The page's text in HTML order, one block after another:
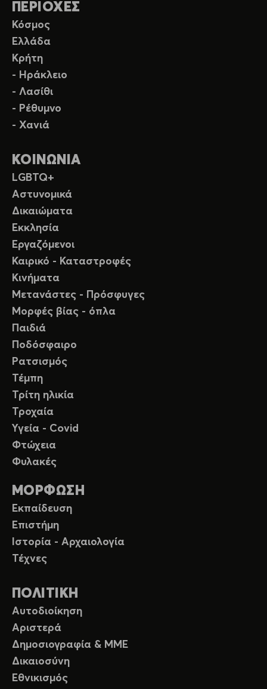
ΠΕΡΙΟΧΕΣ
Κόσμος
Ελλάδα
Κρήτη
- Ηράκλειο
- Λασίθι
- Ρέθυμνο
- Χανιά
ΚΟΙΝΩΝΙΑ
LGBTQ+
Αστυνομικά
Δικαιώματα
Εκκλησία
Εργαζόμενοι
Καιρικό - Καταστροφές
Κινήματα
Μετανάστες - Πρόσφυγες
Μορφές βίας - όπλα
Παιδιά
Ποδόσφαιρο
Ρατσισμός
Τέμπη
Τρίτη ηλικία
Τροχαία
Υγεία - Covid
Φτώχεια
Φυλακές
ΜΟΡΦΩΣΗ
Εκπαίδευση
Επιστήμη
Ιστορία - Αρχαιολογία
Τέχνες
ΠΟΛΙΤΙΚΗ
Αυτοδιοίκηση
Αριστερά
Δημοσιογραφία & ΜΜΕ
Δικαιοσύνη
Εθνικισμός